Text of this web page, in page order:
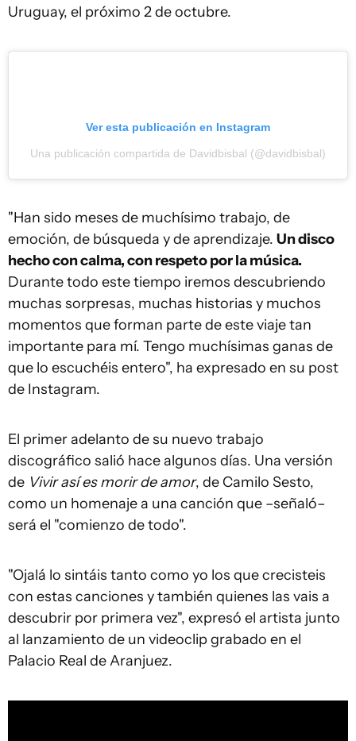
Uruguay, el próximo 2 de octubre.
Ver esta publicación en Instagram
Una publicación compartida de Davidbisbal (@davidbisbal)
"Han sido meses de muchísimo trabajo, de
emoción, de búsqueda y de aprendizaje. Un disco
hecho con calma, con respeto por la música.
Durante todo este tiempo iremos descubriendo
muchas sorpresas, muchas historias y muchos
momentos que forman parte de este viaje tan
importante para mí. Tengo muchísimas ganas de
que lo escuchéis entero", ha expresado en su post
de Instagram.
El primer adelanto de su nuevo trabajo
discográfico salió hace algunos días. Una versión
de Vivir así es morir de amor, de Camilo Sesto,
como un homenaje a una canción que –señaló–
será el "comienzo de todo".
"Ojalá lo sintáis tanto como yo los que crecisteis
con estas canciones y también quienes las vais a
descubrir por primera vez", expresó el artista junto
al lanzamiento de un videoclip grabado en el
Palacio Real de Aranjuez.